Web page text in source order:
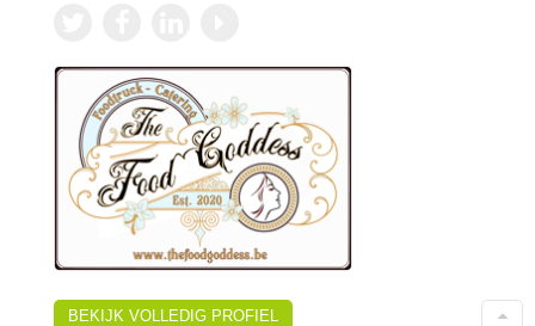
BEKIJK VOLLEDIG PROFIEL